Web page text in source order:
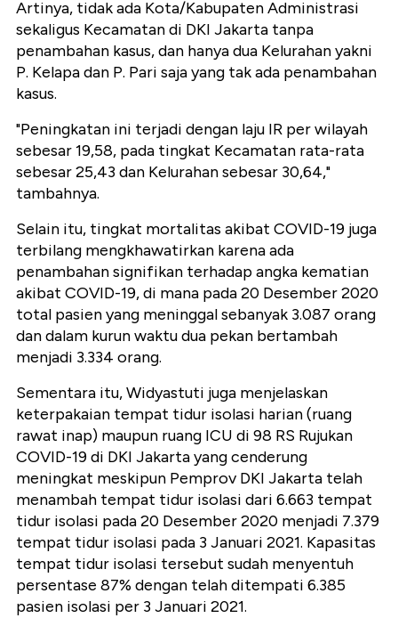
Artinya, tidak ada Kota/Kabupaten Administrasi
sekaligus Kecamatan di DKI Jakarta tanpa
penambahan kasus, dan hanya dua Kelurahan yakni
P. Kelapa dan P. Pari saja yang tak ada penambahan
kasus.
"Peningkatan ini terjadi dengan laju IR per wilayah
sebesar 19,58, pada tingkat Kecamatan rata-rata
sebesar 25,43 dan Kelurahan sebesar 30,64,"
tambahnya.
Selain itu, tingkat mortalitas akibat COVID-19 juga
terbilang mengkhawatirkan karena ada
penambahan signifikan terhadap angka kematian
akibat COVID-19, di mana pada 20 Desember 2020
total pasien yang meninggal sebanyak 3.087 orang
dan dalam kurun waktu dua pekan bertambah
menjadi 3.334 orang.
Sementara itu, Widyastuti juga menjelaskan
keterpakaian tempat tidur isolasi harian (ruang
rawat inap) maupun ruang ICU di 98 RS Rujukan
COVID-19 di DKI Jakarta yang cenderung
meningkat meskipun Pemprov DKI Jakarta telah
menambah tempat tidur isolasi dari 6.663 tempat
tidur isolasi pada 20 Desember 2020 menjadi 7.379
tempat tidur isolasi pada 3 Januari 2021. Kapasitas
tempat tidur isolasi tersebut sudah menyentuh
persentase 87% dengan telah ditempati 6.385
pasien isolasi per 3 Januari 2021.